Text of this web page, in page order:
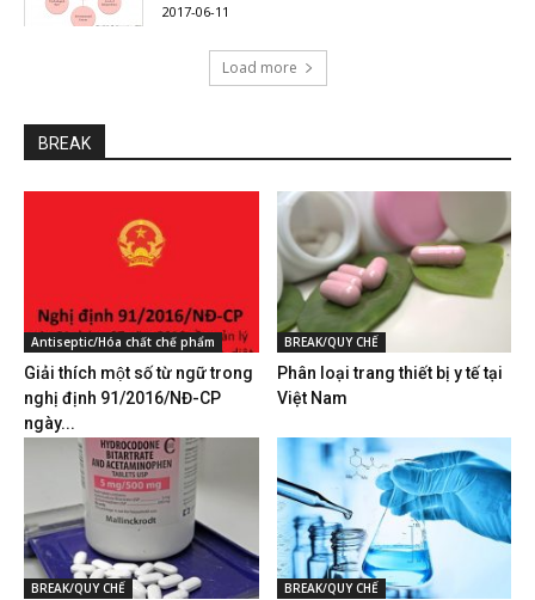
2017-06-11
Load more
BREAK
Antiseptic/Hóa chất chế phẩm
Giải thích một số từ ngữ trong
nghị định 91/2016/NĐ-CP
ngày...
BREAK/QUY CHẾ
Phân loại trang thiết bị y tế tại
Việt Nam
BREAK/QUY CHẾ BREAK/QUY CHẾ